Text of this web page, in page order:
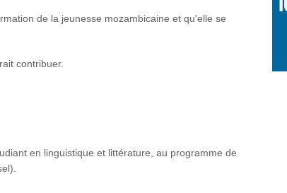
de la jeunesse mozambicaine et qu'elle se
contribuer.
en linguistique et littérature, au programme de